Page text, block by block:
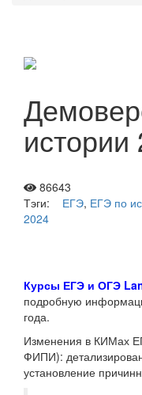
истории
86643
Тэги:
ЕГЭ, ЕГЭ по
2024
Курсы ЕГЭ и ОГЭ
подробную
года.
Изменения в КИМах
ФИПИ):
установление